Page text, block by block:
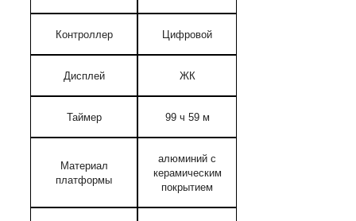
Контроллер Цифровой
Дисплей ЖК
Таймер 99 ч 59 м
Материал
платформы
алюминий с
керамическим
покрытием